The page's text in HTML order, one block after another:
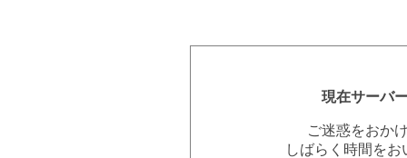
現在サーバ
ご迷惑をおか
しばらく時間を